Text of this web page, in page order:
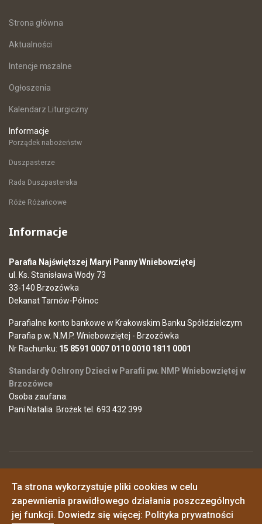
Strona główna
Aktualności
Intencje mszalne
Ogłoszenia
Kalendarz Liturgiczny
Informacje
Porządek nabożeństw
Duszpasterze
Rada Duszpasterska
Róże Różańcowe
Informacje
Parafia Najświętszej Maryi Panny Wniebowziętej
ul. Ks. Stanisława Wody 73
33-140 Brzozówka
Dekanat Tarnów-Północ
Parafialne konto bankowe w Krakowskim Banku Spółdzielczym
Parafia p.w. N.M.P. Wniebowziętej - Brzozówka
Nr Rachunku: 15 8591 0007 0110 0010 1811 0001
Standardy Ochrony Dzieci w Parafii pw. NMP Wniebowziętej w
Brzozówce
Osoba zaufana:
Pani Natalia Brożek tel. 693 432 399
Brzozówce
Polityka prywatności
o. Piotr - 725546968
o. Janusz - 517161348
Ta strona wykorzystuje pliki cookies w celu
zapewnienia prawidłowego działania poszczególnych
jej funkcji. Dowiedz się więcej: Polityka prywatności